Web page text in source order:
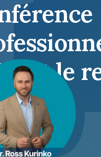
et le